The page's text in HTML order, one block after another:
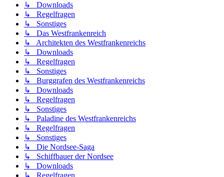
↳ Downloads
↳ Regelfragen
↳ Sonstiges
↳ Das Westfrankenreich
↳ Architekten des Westfrankenreichs
↳ Downloads
↳ Regelfragen
↳ Sonstiges
↳ Burggrafen des Westfrankenreichs
↳ Downloads
↳ Regelfragen
↳ Sonstiges
↳ Paladine des Westfrankenreichs
↳ Regelfragen
↳ Sonstiges
↳ Die Nordsee-Saga
↳ Schiffbauer der Nordsee
↳ Downloads